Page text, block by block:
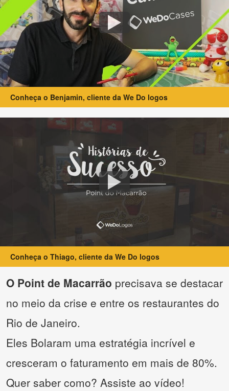
Conheça o Benjamin, cliente da We Do logos
Conheça o Thiago, cliente da We Do logos
O Point de Macarrão precisava se destacar
no meio da crise e entre os restaurantes do
Rio de Janeiro.
Eles Bolaram uma estratégia incrível e
cresceram o faturamento em mais de 80%.
Quer saber como? Assiste ao vídeo!